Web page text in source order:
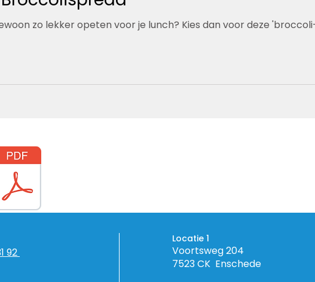
zo lekker opeten voor je lunch? Kies dan voor deze 'broccoli-
92
Locatie 1
Voortsweg 204
7523 CK Enschede